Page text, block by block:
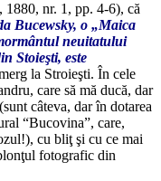
nr. 1, pp. 4-6), că
Bucewsky, o „Maica
neuitatului
Stoieşti, este
la Stroieşti. În cele
care să mă ducă, dar
câteva, dar în dotarea
“Bucovina”, care,
cu bliţ şi cu ce mai
fotografic din